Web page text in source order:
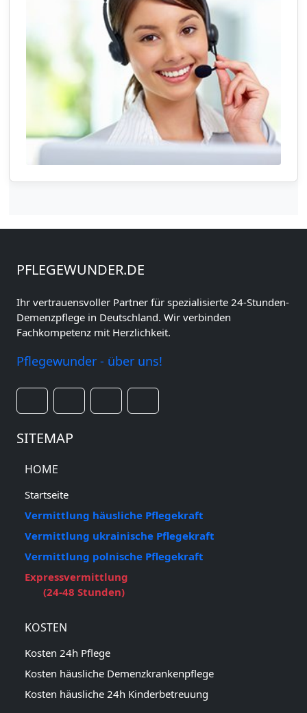
PFLEGEWUNDER.DE
Ihr vertrauensvoller Partner für spezialisierte 24-Stunden-
Demenzpflege in Deutschland. Wir verbinden
Fachkompetenz mit Herzlichkeit.
Pflegewunder - über uns!
SITEMAP
HOME
Startseite
Vermittlung häusliche Pflegekraft
Vermittlung ukrainische Pflegekraft
Vermittlung polnische Pflegekraft
Expressvermittlung
(24-48 Stunden)
KOSTEN
Kosten 24h Pflege
Kosten häusliche Demenzkrankenpflege
Kosten häusliche 24h Kinderbetreuung